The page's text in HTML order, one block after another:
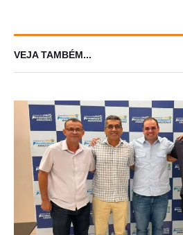
VEJA TAMBÉM...